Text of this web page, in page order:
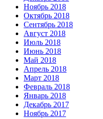
Ноябрь 2018
Октябрь 2018
Сентябрь 2018
Август 2018
Июль 2018
Июнь 2018
Май 2018
Апрель 2018
Март 2018
Февраль 2018
Январь 2018
Декабрь 2017
Ноябрь 2017